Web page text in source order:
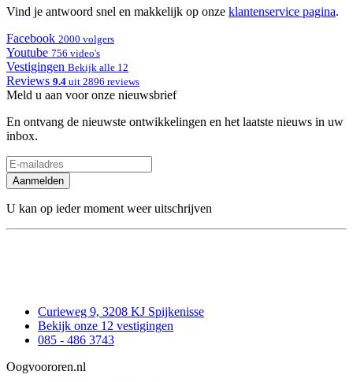
Vind je antwoord snel en makkelijk op onze klantenservice pagina.
Facebook 2000 volgers
Youtube 756 video's
Vestigingen Bekijk alle 12
Reviews 9.4 uit 2896 reviews
Meld u aan voor onze nieuwsbrief
En ontvang de nieuwste ontwikkelingen en het laatste nieuws in uw
inbox.
Aanmelden
U kan op ieder moment weer uitschrijven
Curieweg 9, 3208 KJ Spijkenisse
Bekijk onze 12 vestigingen
085 - 486 3743
Oogvoororen.nl